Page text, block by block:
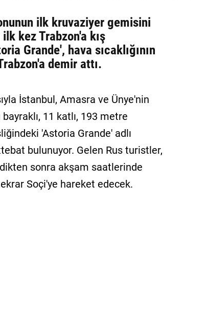
ilk kruvaziyer gemisini
kez Trabzon'a kış
Grande', hava sıcaklığının
demir attı.
İstanbul, Amasra ve Ünye'nin
11 katlı, 193 metre
'Astoria Grande' adlı
bulunuyor. Gelen Rus turistler,
sonra akşam saatlerinde
Soçi'ye hareket edecek.